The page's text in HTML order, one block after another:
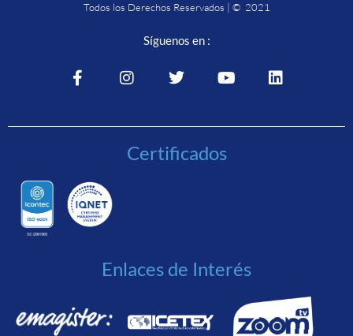
Todos los Derechos Reservados | © 2021
Síguenos en :
Certificados
Enlaces de Interés